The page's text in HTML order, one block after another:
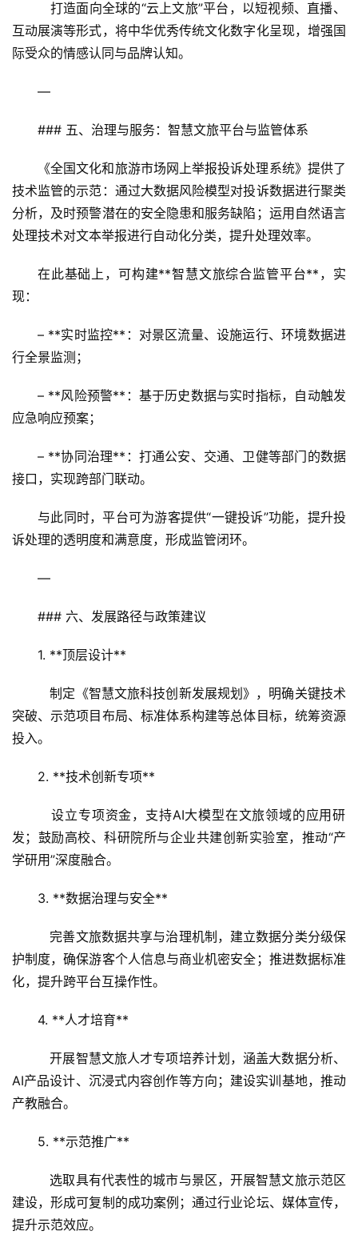
兴
R
+
文
旅
问
答
登录
互动展演等形式，将中华优秀传统文化数字化呈现，增强国
际受众的情感认同与品牌认知。
—
### 五、治理与服务：智慧文旅平台与监管体系
《全国文化和旅游市场网上举报投诉处理系统》提供了
技术监管的示范：通过大数据风险模型对投诉数据进行聚类
分析，及时预警潜在的安全隐患和服务缺陷；运用自然语言
处理技术对文本举报进行自动化分类，提升处理效率。
在此基础上，可构建**智慧文旅综合监管平台**，实
现：
– **实时监控**：对景区流量、设施运行、环境数据进
行全景监测；
– **风险预警**：基于历史数据与实时指标，自动触发
应急响应预案；
– **协同治理**：打通公安、交通、卫健等部门的数据
接口，实现跨部门联动。
与此同时，平台可为游客提供“一键投诉”功能，提升投
诉处理的透明度和满意度，形成监管闭环。
—
### 六、发展路径与政策建议
1. **顶层设计**
   制定《智慧文旅科技创新发展规划》，明确关键技术
突破、示范项目布局、标准体系构建等总体目标，统筹资源
投入。
2. **技术创新专项**
   设立专项资金，支持AI大模型在文旅领域的应用研
发；鼓励高校、科研院所与企业共建创新实验室，推动“产
学研用”深度融合。
3. **数据治理与安全**
   完善文旅数据共享与治理机制，建立数据分类分级保
护制度，确保游客个人信息与商业机密安全；推进数据标准
化，提升跨平台互操作性。
4. **人才培育**
   开展智慧文旅人才专项培养计划，涵盖大数据分析、
AI产品设计、沉浸式内容创作等方向；建设实训基地，推动
产教融合。
5. **示范推广**
   选取具有代表性的城市与景区，开展智慧文旅示范区
建设，形成可复制的成功案例；通过行业论坛、媒体宣传，
提升示范效应。